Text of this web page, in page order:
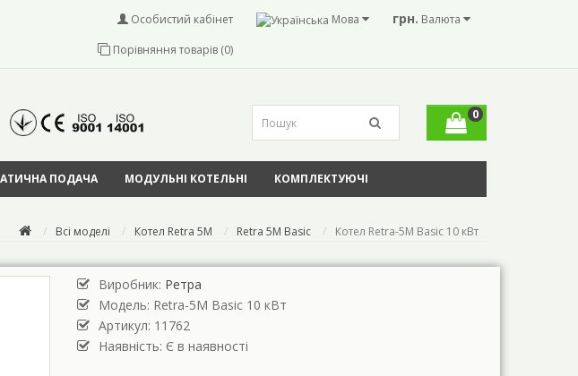
грн. Валюта
Мова
Особистий кабінет
Порівняння товарів (0)
0
ПОДАЧА МОДУЛЬНІ КОТЕЛЬНІ КОМПЛЕКТУЮЧІ
Всі моделі Котел Retra 5M Retra 5M Basic Котел Retra-5М Basic 10 кВт
Виробник: Ретра
Модель: Retra-5М Basic 10 кВт
Артикул: 11762
Наявність: Є в наявності